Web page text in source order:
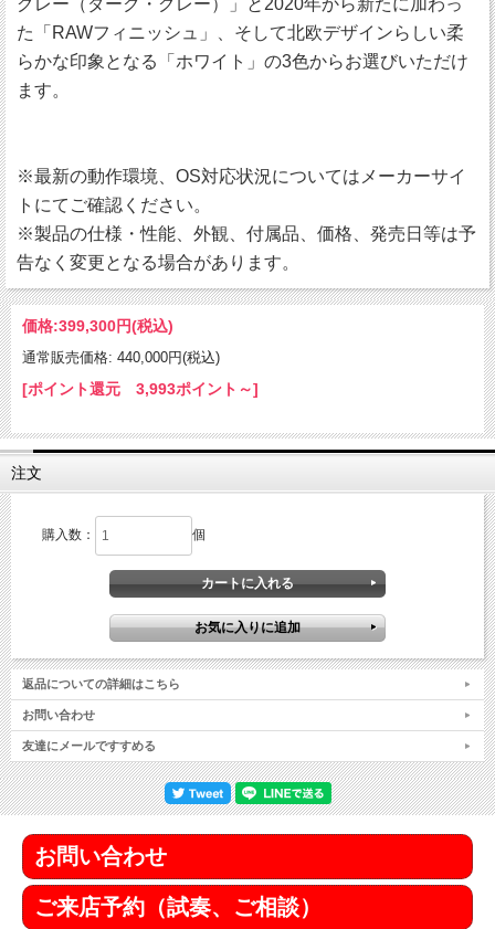
グレー（ダーク・グレー）」と2020年から新たに加わっ
た「RAWフィニッシュ」、そして北欧デザインらしい柔
らかな印象となる「ホワイト」の3色からお選びいただけ
ます。
※最新の動作環境、OS対応状況についてはメーカーサイ
トにてご確認ください。
※製品の仕様・性能、外観、付属品、価格、発売日等は予
告なく変更となる場合があります。
価格:399,300円(税込)
通常販売価格: 440,000円(税込)
[ポイント還元 3,993ポイント～]
注文
購入数： 個
返品についての詳細はこちら
お問い合わせ
友達にメールですすめる
お問い合わせ
ご来店予約（試奏、ご相談）